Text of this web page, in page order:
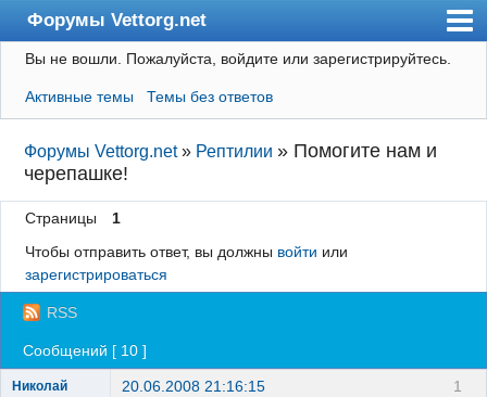
Форумы Vettorg.net
Главная
Пользователи
Правила
Поиск
Регистрация
Вход
Вы не вошли. Пожалуйста, войдите или зарегистрируйтесь.
Активные темы Темы без ответов
Форумы Vettorg.net » Рептилии » Помогите нам и
черепашке!
Страницы
1
Чтобы отправить ответ, вы должны войти или
зарегистрироваться
RSS
Сообщений [ 10 ]
1
Николай 20.06.2008 21:16:15